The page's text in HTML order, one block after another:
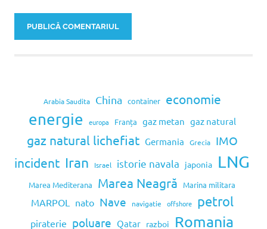
Arabia Saudita China container economie
energie europa Franța gaz metan gaz natural
gaz natural lichefiat Germania Grecia IMO
incident Iran Israel istorie navala japonia LNG
Marea Mediterana Marea Neagră Marina militara
MARPOL nato Nave navigatie offshore petrol
piraterie poluare Qatar razboi Romania